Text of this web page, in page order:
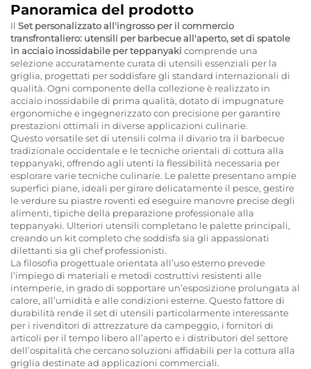
Panoramica del prodotto
Il Set personalizzato all'ingrosso per il commercio
transfrontaliero: utensili per barbecue all'aperto, set di spatole
in acciaio inossidabile per teppanyaki comprende una
selezione accuratamente curata di utensili essenziali per la
griglia, progettati per soddisfare gli standard internazionali di
qualità. Ogni componente della collezione è realizzato in
acciaio inossidabile di prima qualità, dotato di impugnature
ergonomiche e ingegnerizzato con precisione per garantire
prestazioni ottimali in diverse applicazioni culinarie.
Questo versatile set di utensili colma il divario tra il barbecue
tradizionale occidentale e le tecniche orientali di cottura alla
teppanyaki, offrendo agli utenti la flessibilità necessaria per
esplorare varie tecniche culinarie. Le palette presentano ampie
superfici piane, ideali per girare delicatamente il pesce, gestire
le verdure su piastre roventi ed eseguire manovre precise degli
alimenti, tipiche della preparazione professionale alla
teppanyaki. Ulteriori utensili completano le palette principali,
creando un kit completo che soddisfa sia gli appassionati
dilettanti sia gli chef professionisti.
La filosofia progettuale orientata all’uso esterno prevede
l’impiego di materiali e metodi costruttivi resistenti alle
intemperie, in grado di sopportare un’esposizione prolungata al
calore, all’umidità e alle condizioni esterne. Questo fattore di
durabilità rende il set di utensili particolarmente interessante
per i rivenditori di attrezzature da campeggio, i fornitori di
articoli per il tempo libero all’aperto e i distributori del settore
dell’ospitalità che cercano soluzioni affidabili per la cottura alla
griglia destinate ad applicazioni commerciali.